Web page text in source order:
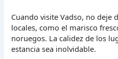
Cuando visite Vadso, no deje
locales, como el marisco
noruegos. La calidez de los
estancia sea inolvidable.